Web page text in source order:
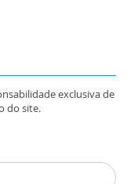
exclusiva de
do site.